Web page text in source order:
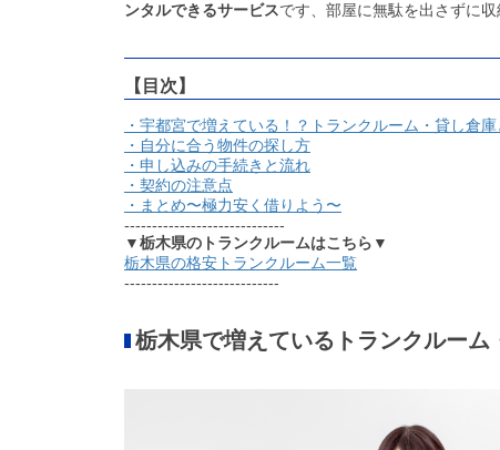
ンタルできるサービスです、部屋に無駄を出さずに
【目次】
・宇都宮で増えている！？トランクルーム・貸し倉庫
・自分に合う物件の探し方
・申し込みの手続きと流れ
・契約の注意点
・まとめ〜極力安く借りよう〜
-----------------------------
▼栃木県のトランクルームはこちら▼
栃木県の格安トランクルーム一覧
----------------------------
栃木県で増えているトランクルーム